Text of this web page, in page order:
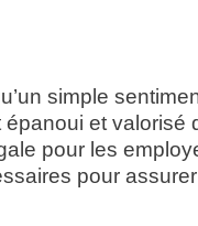
simple
et
pour les
pour